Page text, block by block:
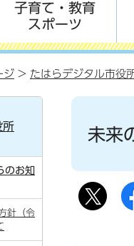
子育て・教育
スポーツ
ジ > たはらデジタル市役
未来
所
のお知
針（令